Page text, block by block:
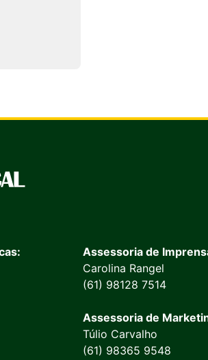
Assessoria de
Carolina Rangel
(61) 98128 7514
Assessoria de
Túlio Carvalho
(61) 98365 9548